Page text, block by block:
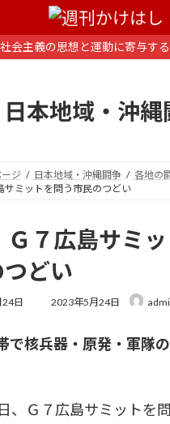
会主義の思想と運動に寄与す
日本地域・沖縄
ジ 日本地域・沖縄闘争
各地の
ミットを問う市民のつどい
７広島サミッ
どい
日
最
新
2023年5月24日
で核兵器・原発・軍隊
、Ｇ７広島サミットを